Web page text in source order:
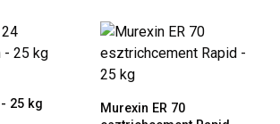
25 kg
Murexin ER 70